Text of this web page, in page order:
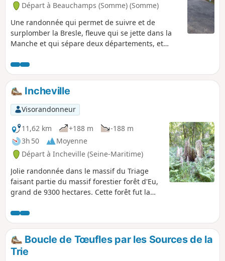
Départ à Beauchamps (Somme) (Somme)
Une randonnée qui permet de suivre et de
surplomber la Bresle, fleuve qui se jette dans la
Manche et qui sépare deux départements, et
Incheville
Visorandonneur
11,62 km
+188 m
-188 m
3h 50
Moyenne
Départ à Incheville (Seine-Maritime)
Jolie randonnée dans le massif du Triage
faisant partie du massif forestier forêt d'Eu,
grand de 9300 hectares. Cette forêt fut la
majestueuse composée principalement de
hêtres. La randonnée permet de croiser le
Quesne au loup et la pierre bise. Au retour
nous avons une magnifique vue de la vallée
donnant sur la ville d'Incheville et le massif
Boucle de Tœufles par les Sources de la
Trie